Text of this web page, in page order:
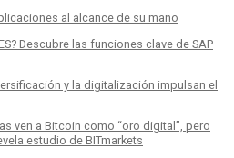
al alcance de su mano
Descubre las funciones clave de SAP
y la digitalización impulsan el
ven a Bitcoin como “oro digital”, pero
estudio de BITmarkets